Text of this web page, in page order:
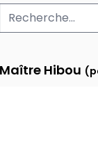
Maître Hibou